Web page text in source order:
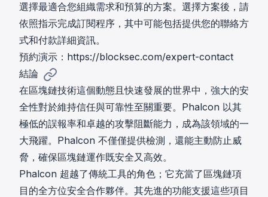
選擇最適合您組織需求和預算的方案。選擇方案後，請
依照指示完成訂閱程序，其中可能包括提供您的聯絡方
式和付款詳細資訊。
預約演示： https://blocksec.com/expert-contact
結論
在區塊鏈技術這個動態且快速發展的世界中，強大的安
全性對於維持信任與可靠性至關重要。Phalcon 以其
極低的誤報率和卓越的攻擊阻斷能力，成為該領域的一
大飛躍。Phalcon 不僅僅提供檢測，還能主動防止威
脅，確保區塊鏈運作既安全又高效。
Phalcon 超越了傳統工具的角色；它充當了區塊鏈項
目的全方位安全合作夥伴。其先進的功能支援這些項目